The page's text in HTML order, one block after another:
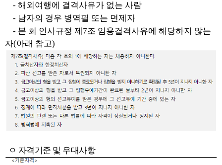
- 해외여행에 결격사유가 없는 사람
- 남자의 경우 병역필 또는 면제자
- 본 회 인사규정 제 7조 임용결격사유에 해당하지 않는
자(아래 참고)
ㅇ 자격기준 및 우대사항